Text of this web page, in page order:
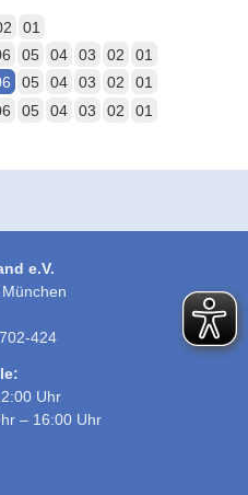
01
05 04 03 02 01
05 04 03 02 01
05 04 03 02
01
e.V.
424
Uhr
– 16:00 Uhr